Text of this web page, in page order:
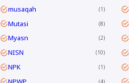
musaqah 1
Mutasi 8
Myasn 2
NISN 10
NPK 1
4